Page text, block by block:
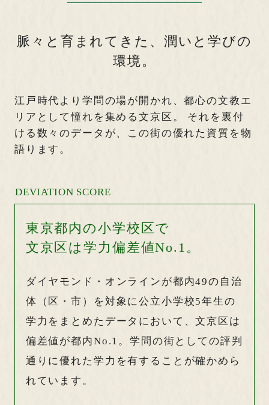
脈々と育まれてきた、 潤いと学びの
環境。
江戸時代より学問の場が開かれ、都心の文教エ
リアとして憧れを集める文京区。
それを裏付
ける数々のデータが、この街の優れた資質を物
語ります。
DEVIATION SCORE
東京都内の小学校区で
文京区は学力偏差値No.1。
ダイヤモンド・オンラインが都内49の自治
体（区・市）を対象に公立小学校5年生の
学力をまとめたデータにおいて、文京区は
偏差値が都内No.1。学問の街としての評判
通りに優れた学力を有することが確かめら
れています。